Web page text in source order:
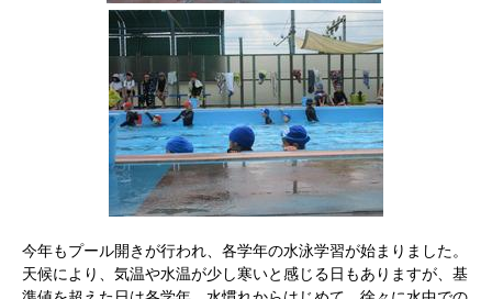
今年もプール開きが行われ、各学年の水泳学習が始まりました。
天候により、気温や水温が少し寒いと感じる日もありますが、基